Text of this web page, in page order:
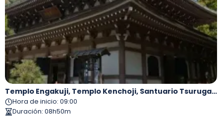
Templo Engakuji, Templo Kenchoji, Santuario Tsurugaoka Hachimangu, Calle Komachi Y Kamakura Daibutsu
Hora de inicio: 09:00
Duración: 08h50m